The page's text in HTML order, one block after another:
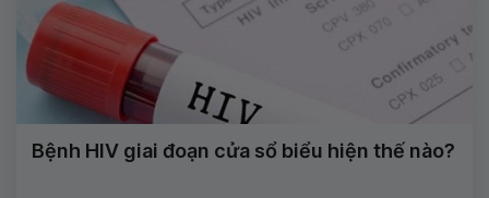
Bệnh HIV giai đoạn cửa sổ biểu hiện thế nào?